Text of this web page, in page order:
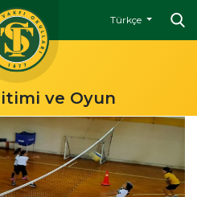
Türkçe
ve Oyun